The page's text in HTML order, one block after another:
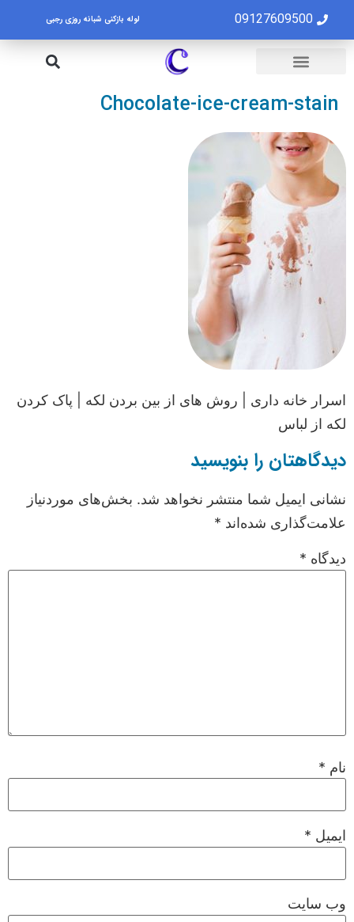
09127609500 لوله بازکنی شبانه روزی رجبی
Chocolate-ice-cream-stain
اسرار خانه داری | روش های از بین بردن لکه | پاک کردن
لکه از لباس
دیدگاهتان را بنویسید
نشانی ایمیل شما منتشر نخواهد شد. بخش‌های موردنیاز
علامت‌گذاری شده‌اند *
دیدگاه *
نام *
ایمیل *
وب‌ سایت